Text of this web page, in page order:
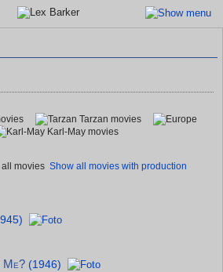
Tarzan movies
Karl-May movies
Show all movies with production
Me? (1946)